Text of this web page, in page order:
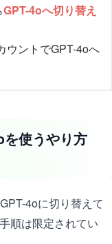
GPT-4oへ切り替え
ウントでGPT-4oへ
を使うやり方
4oに切り替えて
順は限定されてい